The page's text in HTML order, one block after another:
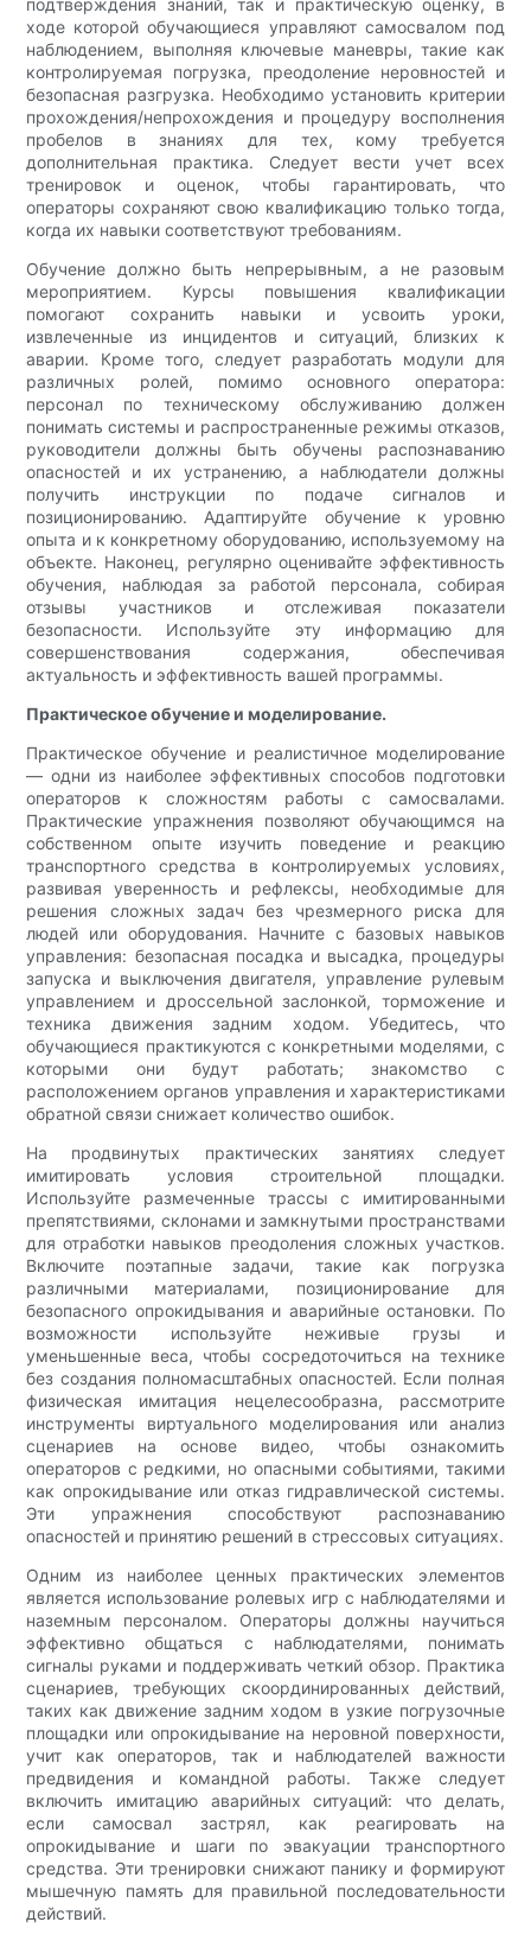
подтверждения знаний, так и практическую оценку, в
ходе которой обучающиеся управляют самосвалом под
наблюдением, выполняя ключевые маневры, такие как
контролируемая погрузка, преодоление неровностей и
безопасная разгрузка. Необходимо установить критерии
прохождения/непрохождения и процедуру восполнения
пробелов в знаниях для тех, кому требуется
дополнительная практика. Следует вести учет всех
тренировок и оценок, чтобы гарантировать, что
операторы сохраняют свою квалификацию только тогда,
когда их навыки соответствуют требованиям.
Обучение должно быть непрерывным, а не разовым
мероприятием. Курсы повышения квалификации
помогают сохранить навыки и усвоить уроки,
извлеченные из инцидентов и ситуаций, близких к
аварии. Кроме того, следует разработать модули для
различных ролей, помимо основного оператора:
персонал по техническому обслуживанию должен
понимать системы и распространенные режимы отказов,
руководители должны быть обучены распознаванию
опасностей и их устранению, а наблюдатели должны
получить инструкции по подаче сигналов и
позиционированию. Адаптируйте обучение к уровню
опыта и к конкретному оборудованию, используемому на
объекте. Наконец, регулярно оценивайте эффективность
обучения, наблюдая за работой персонала, собирая
отзывы участников и отслеживая показатели
безопасности. Используйте эту информацию для
совершенствования содержания, обеспечивая
актуальность и эффективность вашей программы.
Практическое обучение и моделирование.
Практическое обучение и реалистичное моделирование
— одни из наиболее эффективных способов подготовки
операторов к сложностям работы с самосвалами.
Практические упражнения позволяют обучающимся на
собственном опыте изучить поведение и реакцию
транспортного средства в контролируемых условиях,
развивая уверенность и рефлексы, необходимые для
решения сложных задач без чрезмерного риска для
людей или оборудования. Начните с базовых навыков
управления: безопасная посадка и высадка, процедуры
запуска и выключения двигателя, управление рулевым
управлением и дроссельной заслонкой, торможение и
техника движения задним ходом. Убедитесь, что
обучающиеся практикуются с конкретными моделями, с
которыми они будут работать; знакомство с
расположением органов управления и характеристиками
обратной связи снижает количество ошибок.
На продвинутых практических занятиях следует
имитировать условия строительной площадки.
Используйте размеченные трассы с имитированными
препятствиями, склонами и замкнутыми пространствами
для отработки навыков преодоления сложных участков.
Включите поэтапные задачи, такие как погрузка
различными материалами, позиционирование для
безопасного опрокидывания и аварийные остановки. По
возможности используйте неживые грузы и
уменьшенные веса, чтобы сосредоточиться на технике
без создания полномасштабных опасностей. Если полная
физическая имитация нецелесообразна, рассмотрите
инструменты виртуального моделирования или анализ
сценариев на основе видео, чтобы ознакомить
операторов с редкими, но опасными событиями, такими
как опрокидывание или отказ гидравлической системы.
Эти упражнения способствуют распознаванию
опасностей и принятию решений в стрессовых ситуациях.
Одним из наиболее ценных практических элементов
является использование ролевых игр с наблюдателями и
наземным персоналом. Операторы должны научиться
эффективно общаться с наблюдателями, понимать
сигналы руками и поддерживать четкий обзор. Практика
сценариев, требующих скоординированных действий,
таких как движение задним ходом в узкие погрузочные
площадки или опрокидывание на неровной поверхности,
учит как операторов, так и наблюдателей важности
предвидения и командной работы. Также следует
включить имитацию аварийных ситуаций: что делать,
если самосвал застрял, как реагировать на
опрокидывание и шаги по эвакуации транспортного
средства. Эти тренировки снижают панику и формируют
мышечную память для правильной последовательности
действий.